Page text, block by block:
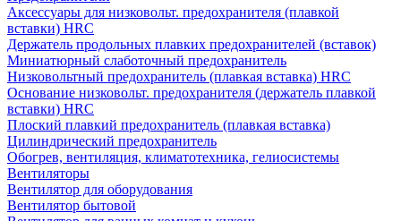
Аксессуары для низковольт. предохранителя (плавкой
вставки) HRC
Держатель продольных плавких предохранителей (вставок)
Миниатюрный слаботочный предохранитель
Низковольтный предохранитель (плавкая вставка) HRC
Основание низковольт. предохранителя (держатель плавкой
вставки) HRC
Плоский плавкий предохранитель (плавкая вставка)
Цилиндрический предохранитель
Обогрев, вентиляция, климатотехника, гелиосистемы
Вентиляторы
Вентилятор для оборудования
Вентилятор бытовой